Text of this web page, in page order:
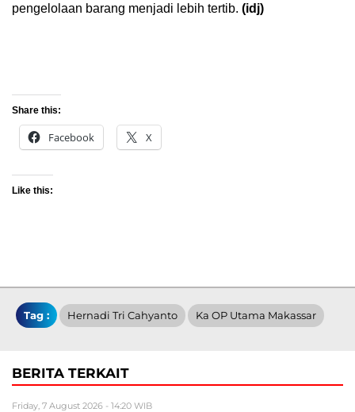
pengelolaan barang menjadi lebih tertib. (idj)
Share this:
Facebook X
Like this:
Tag : Hernadi Tri Cahyanto Ka OP Utama Makassar
BERITA TERKAIT
Friday, 7 August 2026 - 14:20 WIB